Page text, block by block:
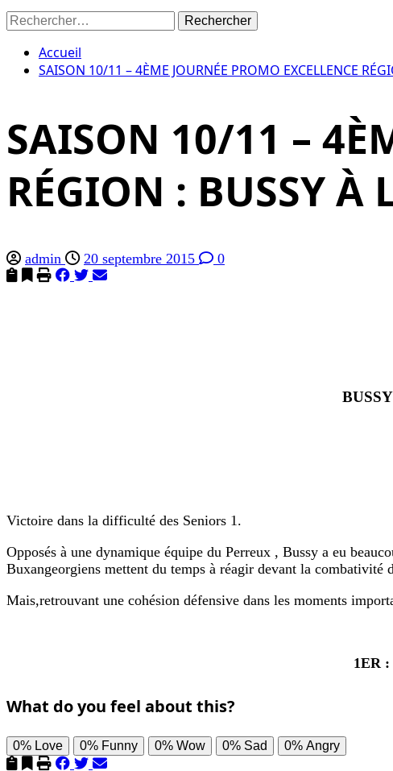
Accueil
SAISON 10/11 – 4ÈME JOURNÉE PROMO EXCELLENCE
SAISON 10/11 –
RÉGION : BUSSY À
admin 20 septembre 2015 0
Victoire dans la difficulté des Seniors 1.
Opposés à une dynamique équipe du Perreux , Bussy a eu
Buxangeorgiens mettent du temps à réagir devant la combativité
Mais,retrouvant une cohésion défensive dans les moments
1ER
What do you feel about this?
0% Love 0% Funny 0% Wow 0% Sad 0% Angry